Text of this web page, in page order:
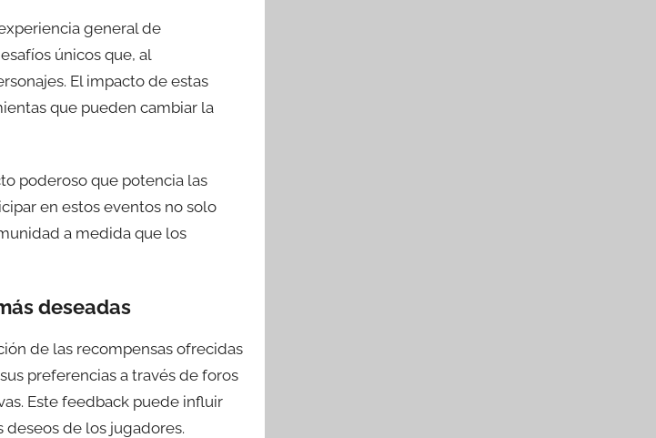
general de
únicos que, al
El impacto de estas
que pueden cambiar la
poderoso que potencia las
en estos eventos no solo
a medida que los
deseadas
de las recompensas ofrecidas
preferencias a través de foros
Este feedback puede influir
deseos de los jugadores.